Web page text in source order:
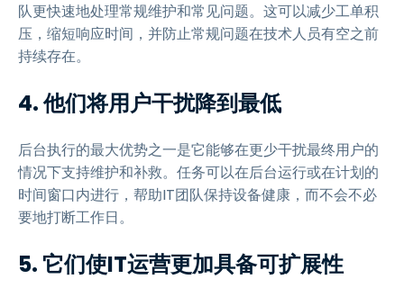
队更快速地处理常规维护和常见问题。这可以减少工单积
压，缩短响应时间，并防止常规问题在技术人员有空之前
持续存在。
4. 他们将用户干扰降到最低
后台执行的最大优势之一是它能够在更少干扰最终用户的
情况下支持维护和补救。任务可以在后台运行或在计划的
时间窗口内进行，帮助IT团队保持设备健康，而不会不必
要地打断工作日。
5. 它们使IT运营更加具备可扩展性